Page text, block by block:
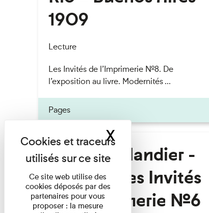
1909
Lecture
Les Invités de l’Imprimerie n°8. De
l’exposition au livre. Modernités ...
Pages
Fanny Taillandier -
Foudres Les Invités
de l’Imprimerie n°6
Ce site web utilise des
cookies déposés par des
partenaires pour vous
proposer : la mesure
XMasquer le